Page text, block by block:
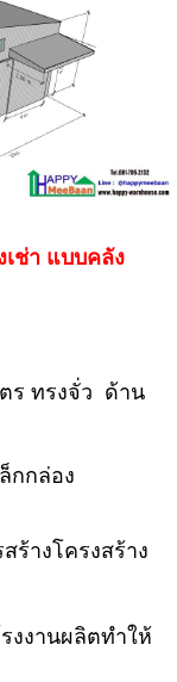
ช่า แบบคลัง
ตร ทรงจั่ว ด้าน
กกล่อง
ร้างโครงสร้าง
งงานผลิตทำให้